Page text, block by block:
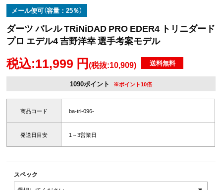
メール便可（容量：25％）
ダーツ バレル TRiNiDAD PRO EDER4 トリニダード
プロ エデル4 吉野洋幸 選手考案モデル
税込:11,999 円(税抜:10,909) 送料無料
1090ポイント ※ポイント10倍
商品コード ba-tri-096-
発送日目安 1～3営業日
スペック